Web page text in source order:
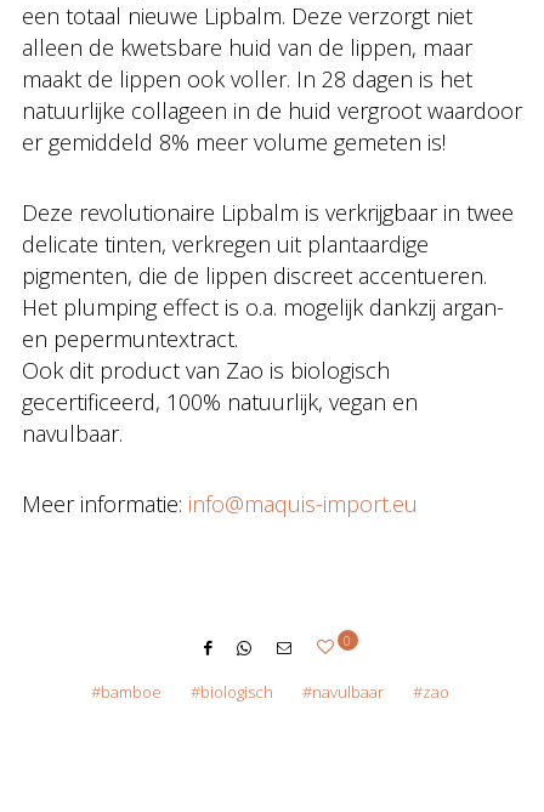
een totaal nieuwe Lipbalm. Deze verzorgt niet
alleen de kwetsbare huid van de lippen, maar
maakt de lippen ook voller. In 28 dagen is het
natuurlijke collageen in de huid vergroot waardoor
er gemiddeld 8% meer volume gemeten is!
Deze revolutionaire Lipbalm is verkrijgbaar in twee
delicate tinten, verkregen uit plantaardige
pigmenten, die de lippen discreet accentueren.
Het plumping effect is o.a. mogelijk dankzij argan-
en pepermuntextract.
Ook dit product van Zao is biologisch
gecertificeerd, 100% natuurlijk, vegan en
navulbaar.
Meer informatie: info@maquis-import.eu
0
bamboe biologisch navulbaar zao